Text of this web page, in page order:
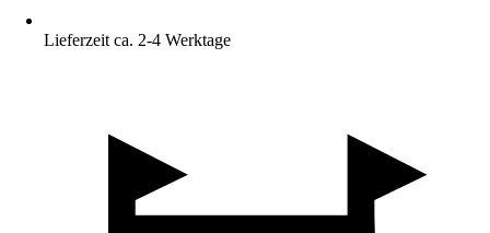
Lieferzeit ca. 2-4 Werktage